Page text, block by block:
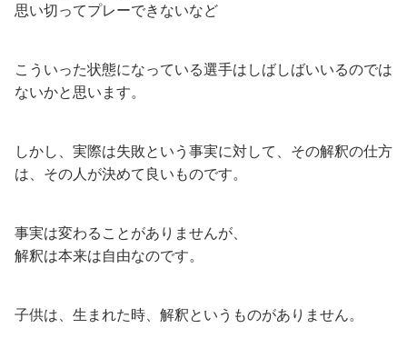
思い切ってプレーできないなど
こういった状態になっている選手はしばしばいいるのでは
ないかと思います。
しかし、実際は失敗という事実に対して、その解釈の仕方
は、その人が決めて良いものです。
事実は変わることがありませんが、
解釈は本来は自由なのです。
子供は、生まれた時、解釈というものがありません。